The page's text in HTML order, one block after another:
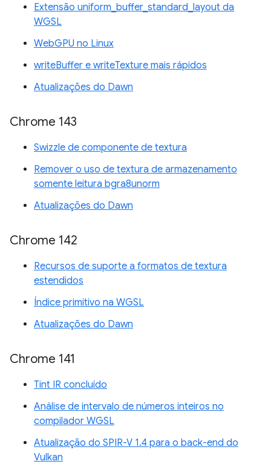
Extensão uniform_buffer_standard_layout da
WGSL
WebGPU no Linux
writeBuffer e writeTexture mais rápidos
Atualizações do Dawn
Chrome 143
Swizzle de componente de textura
Remover o uso de textura de armazenamento
somente leitura bgra8unorm
Atualizações do Dawn
Chrome 142
Recursos de suporte a formatos de textura
estendidos
Índice primitivo na WGSL
Atualizações do Dawn
Chrome 141
Tint IR concluído
Análise de intervalo de números inteiros no
compilador WGSL
Atualização do SPIR-V 1.4 para o back-end do
Vulkan